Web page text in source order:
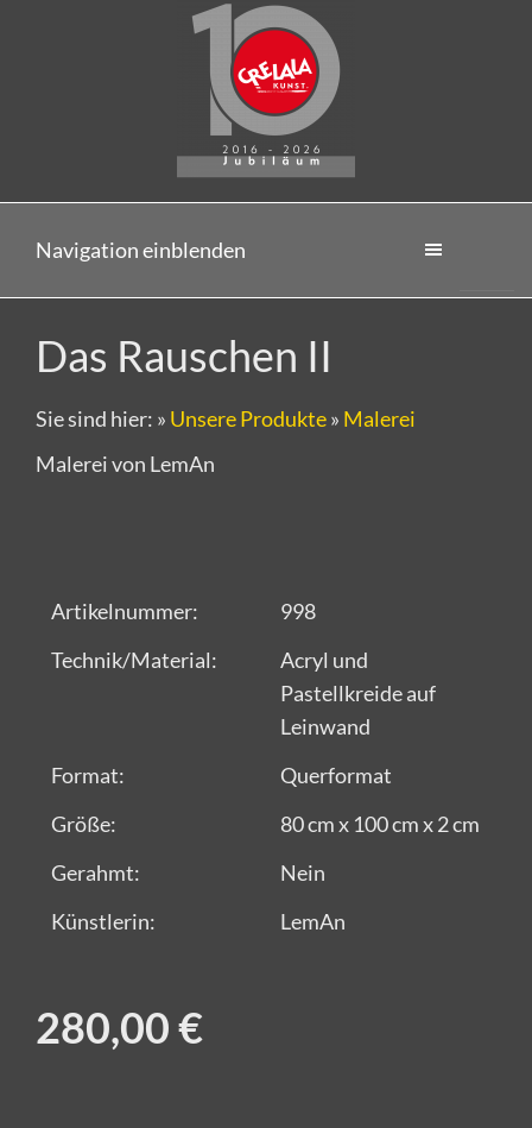
Navigation einblenden
Das Rauschen II
Sie sind hier: » Unsere Produkte» Malerei
Malerei von LemAn
Artikelnummer:
998
Technik/Material:
Acryl und
Pastellkreide auf
Leinwand
Format:
Querformat
Größe:
80 cm x 100 cm x 2 cm
Gerahmt:
Nein
Künstlerin:
LemAn
280,00 €